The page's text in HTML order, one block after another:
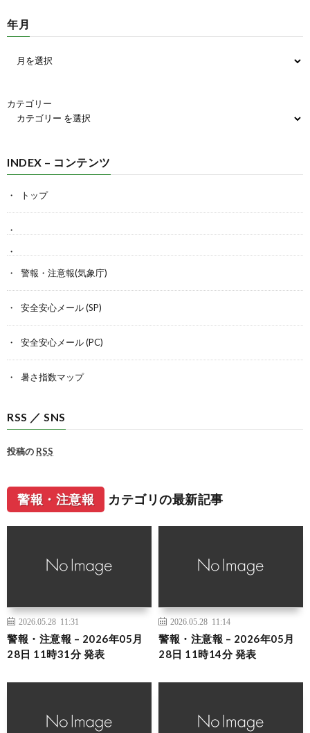
年月
カテゴリー
INDEX – コンテンツ
トップ
警報・注意報(気象庁)
安全安心メール (SP)
安全安心メール (PC)
暑さ指数マップ
RSS ／ SNS
投稿の RSS
警報・注意報 カテゴリの最新記事
2026.05.28 11:31
警報・注意報 – 2026年05月
28日 11時31分 発表
2026.05.28 11:14
警報・注意報 – 2026年05月
28日 11時14分 発表